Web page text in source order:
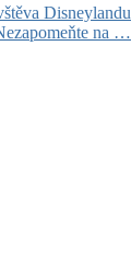
Disneylandu
na …